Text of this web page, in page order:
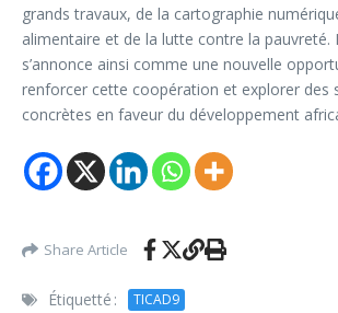
grands travaux, de la cartographie
alimentaire et de la lutte contre la pauvreté.
s’annonce ainsi comme une nouvelle
renforcer cette coopération et explorer des
concrètes en faveur du développement
Share Article
Étiquetté : TICAD9